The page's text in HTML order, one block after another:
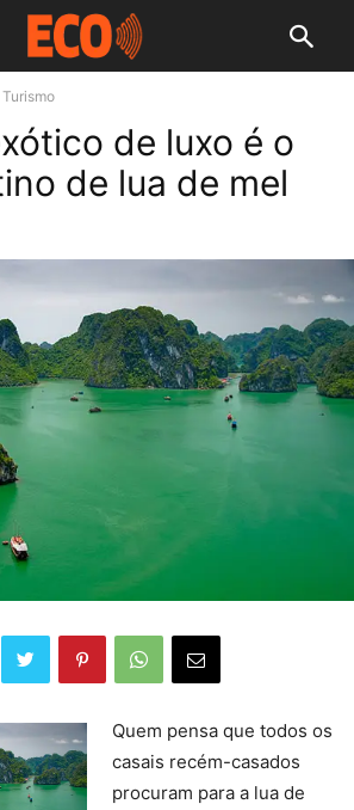
de luxo é o
de lua de mel
Quem pensa que todos os
casais recém-casados
procuram para a lua de